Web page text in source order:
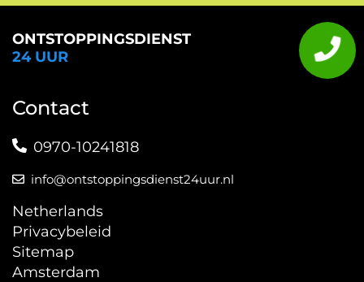
ONTSTOPPINGSDIENST
24 UUR
Contact
0970-10241818
info@ontstoppingsdienst24uur.nl
Netherlands
Privacybeleid
Sitemap
Amsterdam